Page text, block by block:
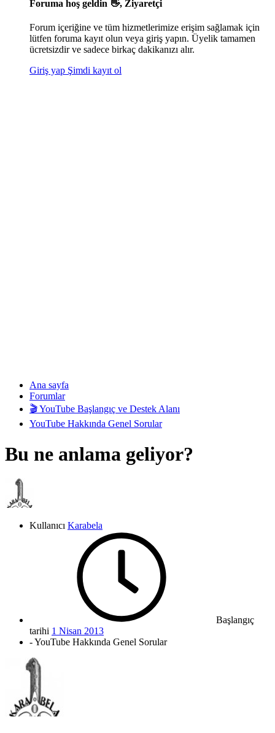
Foruma hoş geldin 👋, Ziyaretçi
Forum içeriğine ve tüm hizmetlerimize erişim sağlamak için
lütfen foruma kayıt olun veya giriş yapın. Üyelik tamamen
ücretsizdir ve sadece birkaç dakikanızı alır.
Giriş yap Şimdi kayıt ol
Ana sayfa
Forumlar
🎬 YouTube Başlangıç ve Destek Alanı
YouTube Hakkında Genel Sorular
Bu ne anlama geliyor?
Kullanıcı Karabela
Başlangıç
tarihi 1 Nisan 2013
- YouTube Hakkında Genel Sorular